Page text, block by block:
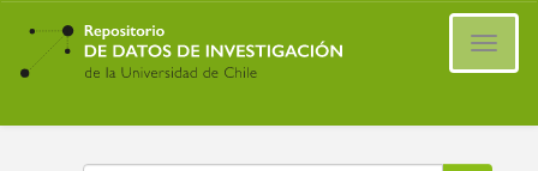
Ir
contenido
principal
Buscar